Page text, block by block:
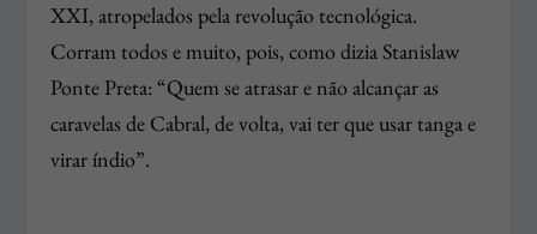
XXI, atropelados pela revolução tecnológica.
Corram todos e muito, pois, como dizia Stanislaw
Ponte Preta: “Quem se atrasar e não alcançar as
caravelas de Cabral, de volta, vai ter que usar tanga e
virar índio”.